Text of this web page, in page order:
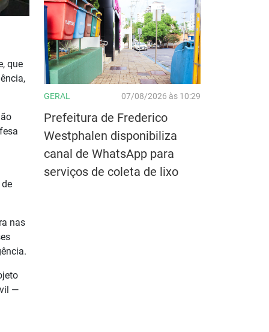
que
nas
—
GERAL 07/08/2026 às 10:29
Prefeitura de Frederico
Westphalen disponibiliza
canal de WhatsApp para
serviços de coleta de lixo